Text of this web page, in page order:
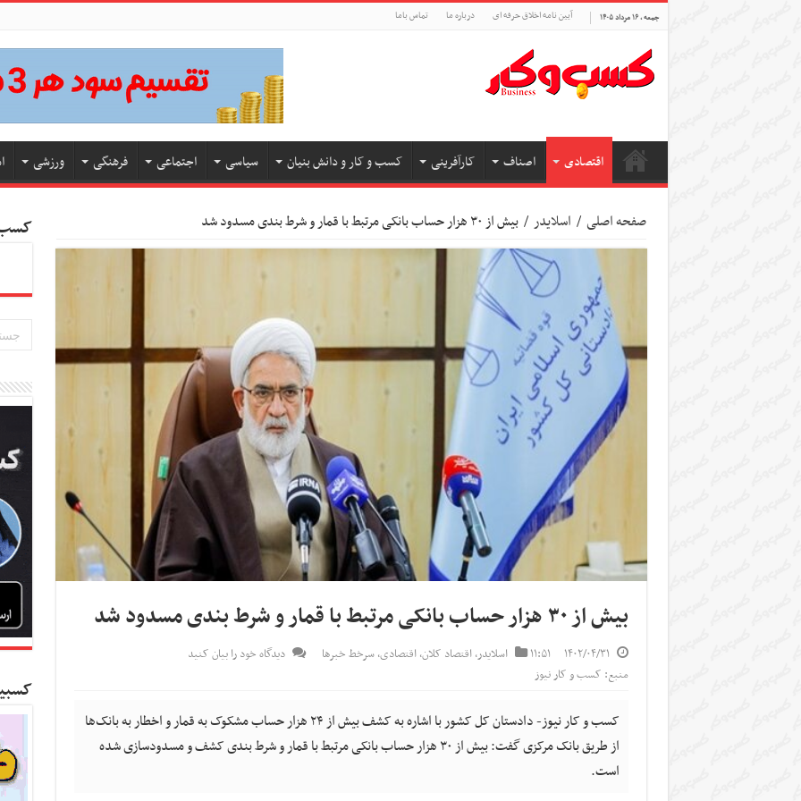
جمعه , ۱۶ مرداد ۱۴۰۵ آیین نامه اخلاق حرفه ای درباره ما تماس باما
اقتصادی اصناف کارآفرینی کسب و کار و دانش بنیان سیاسی اجتماعی فرهنگی ورزشی
صفحه اصلی / اسلایدر / بیش از ۳۰ هزار حساب بانکی مرتبط با قمار و شرط بندی مسدود شد
بیش از ۳۰ هزار حساب بانکی مرتبط با قمار و شرط بندی مسدود شد
۱۴۰۲/۰۴/۳۱ ۱۱:۵۱ اسلایدر,اقتصاد کلان,اقتصادی,سرخط خبرها
دیدگاه خود را بیان کنید
منبع: کسب و کار نیوز
کسب و کار نیوز- دادستان کل کشور با اشاره به کشف بیش از ۲۴ هزار حساب مشکوک به قمار و اخطار به بانک‌ها
از طریق بانک مرکزی گفت: بیش از ۳۰ هزار حساب بانکی مرتبط با قمار و شرط بندی کشف و مسدودسازی شده
است.
کسب